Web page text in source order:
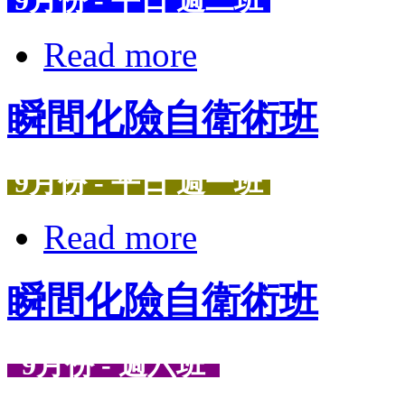
Read more
瞬間化險自衛術班
9月份 - 平日 週一班
Read more
瞬間化險自衛術班
9月份 - 週六班